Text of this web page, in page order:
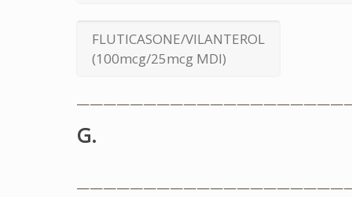
FLUTICASONE/VILANTEROL
(100mcg/25mcg MDI)
G.